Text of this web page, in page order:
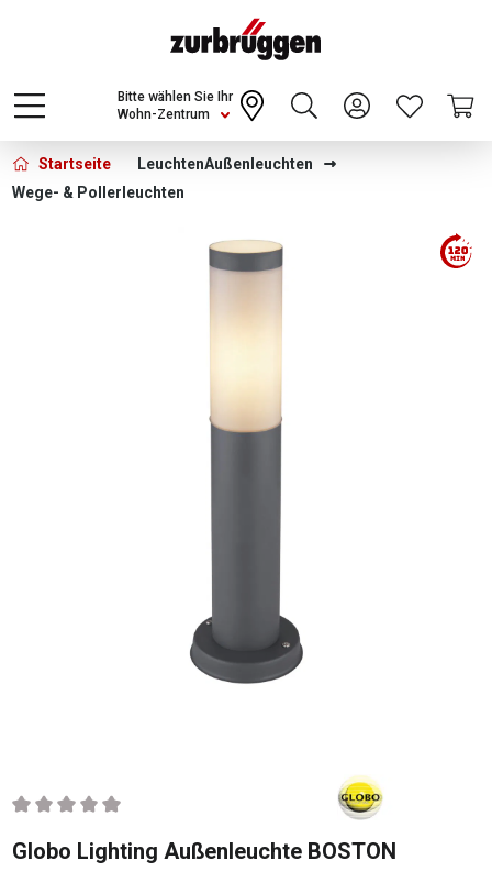
Choose a different country or region to see
content for your location and shop online
CONTINUE
Wohn-Zentrum
Bitte wählen Sie Ihr
Startseite LeuchtenAußenleuchten
Wege- & Pollerleuchten
Durchschnittliche Bewertung von 0 von 5 Sternen
Globo Lighting Außenleuchte BOSTON